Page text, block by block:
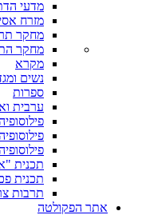
מדעי
מזרח
מחקר
מחקר
מקרא
נשים
ספרות
ערבית
תכנית
תכנית
תרבות
אתר הפקולטה